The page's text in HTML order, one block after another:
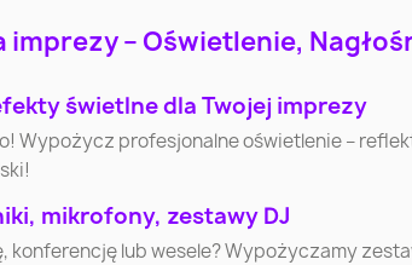
Częstochowa
Bytom Zielona
Włocławek
– Oświetlenie,
świetlne dla Twojej imprezy
Wypożycz profesjonalne oświetlenie –
mikrofony, zestawy DJ
konferencję lub wesele? Wypożyczamy